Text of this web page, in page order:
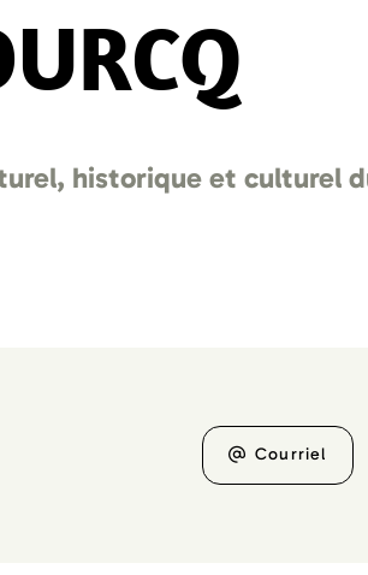
historique et culturel
Courriel